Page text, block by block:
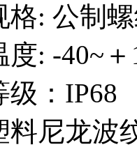
格: 公制
度: -40~
级：IP68
料尼龙波